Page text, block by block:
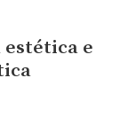
estética e